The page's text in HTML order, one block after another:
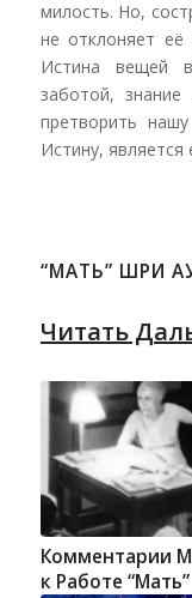
милость. Но,
не отклоняет её
Истина вещей
заботой,
претворить
Истину, является
“МАТЬ” ШРИ
Читать
Комментарии
к Работе “Мать”